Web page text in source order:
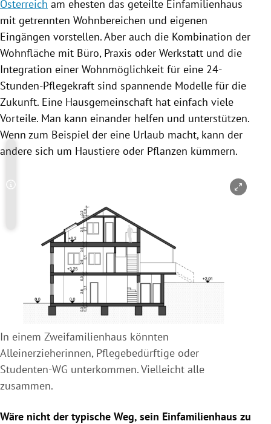
Österreich am ehesten das geteilte Einfamilienhaus
mit getrennten Wohnbereichen und eigenen
Eingängen vorstellen. Aber auch die Kombination der
Wohnfläche mit Büro, Praxis oder Werkstatt und die
Integration einer Wohnmöglichkeit für eine 24-
Stunden-Pflegekraft sind spannende Modelle für die
Zukunft. Eine Hausgemeinschaft hat einfach viele
Vorteile. Man kann einander helfen und unterstützen.
Wenn zum Beispiel der eine Urlaub macht, kann der
andere sich um Haustiere oder Pflanzen kümmern.
Copyright-Hinweis öffnen/schließen
In einem Zweifamilienhaus könnten
Alleinerzieherinnen, Pflegebedürftige oder
Studenten-WG unterkommen. Vielleicht alle
zusammen.
Wäre nicht der typische Weg, sein Einfamilienhaus zu